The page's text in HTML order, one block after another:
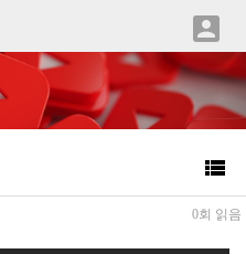


0회 읽음